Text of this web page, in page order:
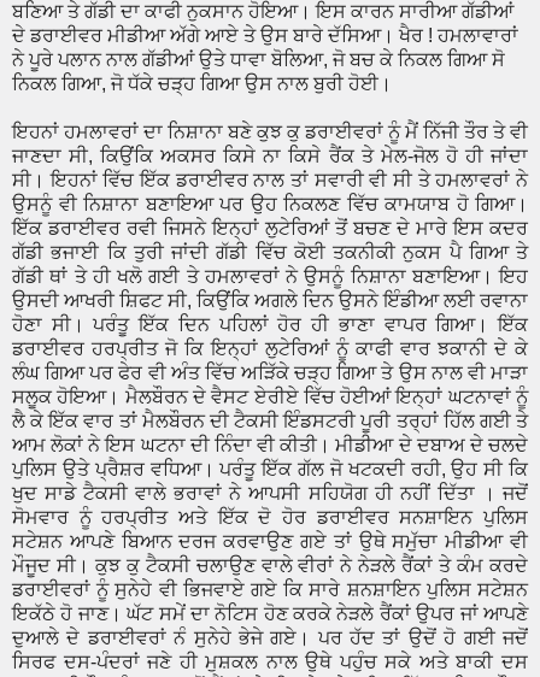
ਬਣਿਆ ਤੇ ਗੱਡੀ ਦਾ ਕਾਫੀ ਨੁਕਸਾਨ ਹੋਇਆ। ਇਸ ਕਾਰਨ ਸਾਰੀਆ ਗੱਡੀਆਂ
ਦੇ ਡਰਾਈਵਰ ਮੀਡੀਆ ਅੱਗੇ ਆਏ ਤੇ ਉਸ ਬਾਰੇ ਦੱਸਿਆ। ਖੈਰ ! ਹਮਲਾਵਾਰਾਂ
ਨੇ ਪੂਰੇ ਪਲਾਨ ਨਾਲ ਗੱਡੀਆਂ ਉਤੇ ਧਾਵਾ ਬੋਲਿਆ, ਜੋ ਬਚ ਕੇ ਨਿਕਲ ਗਿਆ ਸੋ
ਨਿਕਲ ਗਿਆ, ਜੋ ਧੱਕੇ ਚੜ੍ਹ ਗਿਆ ਉਸ ਨਾਲ ਬੁਰੀ ਹੋਈ।
ਇਹਨਾਂ ਹਮਲਾਵਰਾਂ ਦਾ ਨਿਸ਼ਾਨਾ ਬਣੇ ਕੁਝ ਕੁ ਡਰਾਈਵਰਾਂ ਨੂੰ ਮੈਂ ਨਿੱਜੀ ਤੌਰ ਤੇ ਵੀ
ਜਾਣਦਾ ਸੀ, ਕਿਉਂਕਿ ਅਕਸਰ ਕਿਸੇ ਨਾ ਕਿਸੇ ਰੈਂਕ ਤੇ ਮੇਲ-ਜੋਲ ਹੋ ਹੀ ਜਾਂਦਾ
ਸੀ। ਇਹਨਾਂ ਵਿੱਚ ਇੱਕ ਡਰਾਈਵਰ ਨਾਲ ਤਾਂ ਸਵਾਰੀ ਵੀ ਸੀ ਤੇ ਹਮਲਾਵਰਾਂ ਨੇ
ਉਸਨੂੰ ਵੀ ਨਿਸ਼ਾਨਾ ਬਣਾਇਆ ਪਰ ਉਹ ਨਿਕਲਣ ਵਿੱਚ ਕਾਮਯਾਬ ਹੋ ਗਿਆ।
ਇੱਕ ਡਰਾਈਵਰ ਰਵੀ ਜਿਸਨੇ ਇਨ੍ਹਾਂ ਲੁਟੇਰਿਆਂ ਤੋਂ ਬਚਣ ਦੇ ਮਾਰੇ ਇਸ ਕਦਰ
ਗੱਡੀ ਭਜਾਈ ਕਿ ਤੁਰੀ ਜਾਂਦੀ ਗੱਡੀ ਵਿੱਚ ਕੋਈ ਤਕਨੀਕੀ ਨੁਕਸ ਪੈ ਗਿਆ ਤੇ
ਗੱਡੀ ਥਾਂ ਤੇ ਹੀ ਖਲੋ ਗਈ ਤੇ ਹਮਲਾਵਰਾਂ ਨੇ ਉਸਨੂੰ ਨਿਸ਼ਾਨਾ ਬਣਾਇਆ। ਇਹ
ਉਸਦੀ ਆਖਰੀ ਸ਼ਿਫਟ ਸੀ, ਕਿਉਂਕਿ ਅਗਲੇ ਦਿਨ ਉਸਨੇ ਇੰਡੀਆ ਲਈ ਰਵਾਨਾ
ਹੋਣਾ ਸੀ। ਪਰੰਤੂ ਇੱਕ ਦਿਨ ਪਹਿਲਾਂ ਹੋਰ ਹੀ ਭਾਣਾ ਵਾਪਰ ਗਿਆ। ਇੱਕ
ਡਰਾਈਵਰ ਹਰਪ੍ਰੀਤ ਜੋ ਕਿ ਇਨ੍ਹਾਂ ਲੁਟੇਰਿਆਂ ਨੂੰ ਕਾਫੀ ਵਾਰ ਝਕਾਨੀ ਦੇ ਕੇ
ਲੰਘ ਗਿਆ ਪਰ ਫੇਰ ਵੀ ਅੰਤ ਵਿੱਚ ਅੜਿੱਕੇ ਚੜ੍ਹ ਗਿਆ ਤੇ ਉਸ ਨਾਲ ਵੀ ਮਾੜਾ
ਸਲੂਕ ਹੋਇਆ। ਮੈਲਬੌਰਨ ਦੇ ਵੈਸਟ ਏਰੀਏ ਵਿੱਚ ਹੋਈਆਂ ਇਨ੍ਹਾਂ ਘਟਨਾਵਾਂ ਨੂੰ
ਲੈ ਕੇ ਇੱਕ ਵਾਰ ਤਾਂ ਮੈਲਬੌਰਨ ਦੀ ਟੈਕਸੀ ਇੰਡਸਟਰੀ ਪੂਰੀ ਤਰ੍ਹਾਂ ਹਿੱਲ ਗਈ ਤੇ
ਆਮ ਲੋਕਾਂ ਨੇ ਇਸ ਘਟਨਾ ਦੀ ਨਿੰਦਾ ਵੀ ਕੀਤੀ। ਮੀਡੀਆ ਦੇ ਦਬਾਅ ਦੇ ਚਲਦੇ
ਪੁਲਿਸ ਉਤੇ ਪ੍ਰੈਸ਼ਰ ਵਧਿਆ। ਪਰੰਤੂ ਇੱਕ ਗੱਲ ਜੋ ਖਟਕਦੀ ਰਹੀ, ਉਹ ਸੀ ਕਿ
ਖੁਦ ਸਾਡੇ ਟੈਕਸੀ ਵਾਲੇ ਭਰਾਵਾਂ ਨੇ ਆਪਸੀ ਸਹਿਯੋਗ ਹੀ ਨਹੀਂ ਦਿੱਤਾ । ਜਦੋਂ
ਸੋਮਵਾਰ ਨੂੰ ਹਰਪ੍ਰੀਤ ਅਤੇ ਇੱਕ ਦੋ ਹੋਰ ਡਰਾਈਵਰ ਸਨਸ਼ਾਇਨ ਪੁਲਿਸ
ਸਟੇਸ਼ਨ ਆਪਣੇ ਬਿਆਨ ਦਰਜ ਕਰਵਾਉਣ ਗਏ ਤਾਂ ਉਥੇ ਸਮੁੱਚਾ ਮੀਡੀਆ ਵੀ
ਮੌਜੂਦ ਸੀ। ਕੁਝ ਕੁ ਟੈਕਸੀ ਚਲਾਉਣ ਵਾਲੇ ਵੀਰਾਂ ਨੇ ਨੇੜਲੇ ਰੈਂਕਾਂ ਤੇ ਕੰਮ ਕਰਦੇ
ਡਰਾਈਵਰਾਂ ਨੂੰ ਸੁਨੇਹੇ ਵੀ ਭਿਜਵਾਏ ਗਏ ਕਿ ਸਾਰੇ ਸ਼ਨਸ਼ਾਇਨ ਪੁਲਿਸ ਸਟੇਸ਼ਨ
ਇਕੱਠੇ ਹੋ ਜਾਣ। ਘੱਟ ਸਮੇਂ ਦਾ ਨੋਟਿਸ ਹੋਣ ਕਰਕੇ ਨੇੜਲੇ ਰੈਂਕਾਂ ਉਪਰ ਜਾਂ ਆਪਣੇ
ਦੁਆਲੇ ਦੇ ਡਰਾਈਵਰਾਂ ਨੰ ਸੁਨੇਹੇ ਭੇਜੇ ਗਏ। ਪਰ ਹੱਦ ਤਾਂ ਉਦੋਂ ਹੋ ਗਈ ਜਦੋਂ
ਸਿਰਫ ਦਸ-ਪੰਦਰਾਂ ਜਣੇ ਹੀ ਮੁਸ਼ਕਲ ਨਾਲ ਉਥੇ ਪਹੁੰਚ ਸਕੇ ਅਤੇ ਬਾਕੀ ਦਸ